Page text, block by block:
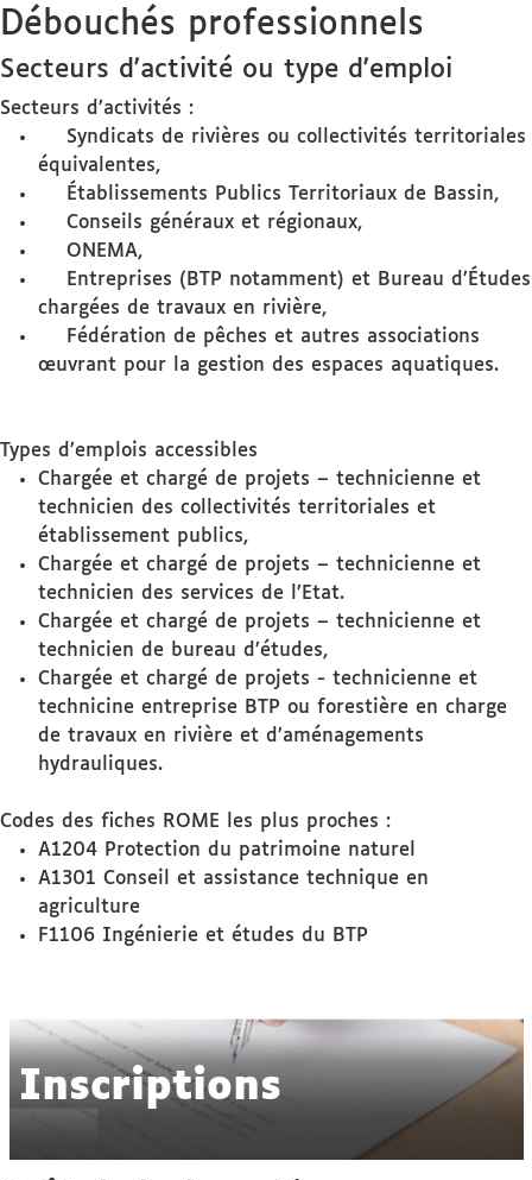
Débouchés professionnels
Secteurs d'activité ou type d'emploi
Secteurs d’activités :
Syndicats de rivières ou collectivités territoriales
équivalentes,
Établissements Publics Territoriaux de Bassin,
Conseils généraux et régionaux,
ONEMA,
Entreprises (BTP notamment) et Bureau d’Études
chargées de travaux en rivière,
Fédération de pêches et autres associations
œuvrant pour la gestion des espaces aquatiques.
Types d’emplois accessibles
Chargée et chargé de projets – technicienne et
technicien des collectivités territoriales et
établissement publics,
Chargée et chargé de projets – technicienne et
technicien des services de l’Etat.
Chargée et chargé de projets – technicienne et
technicien de bureau d’études,
Chargée et chargé de projets - technicienne et
technicine entreprise BTP ou forestière en charge
de travaux en rivière et d’aménagements
hydrauliques.
Codes des fiches ROME les plus proches :
A1204 Protection du patrimoine naturel
A1301 Conseil et assistance technique en
agriculture
F1106 Ingénierie et études du BTP
Inscriptions